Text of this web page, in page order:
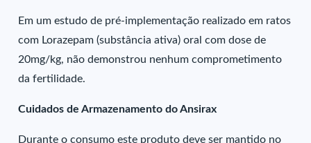
Em um estudo de pré-implementação realizado em ratos
com Lorazepam (substância ativa) oral com dose de
20mg/kg, não demonstrou nenhum comprometimento
da fertilidade.
Cuidados de Armazenamento do Ansirax
Durante o consumo este produto deve ser mantido no